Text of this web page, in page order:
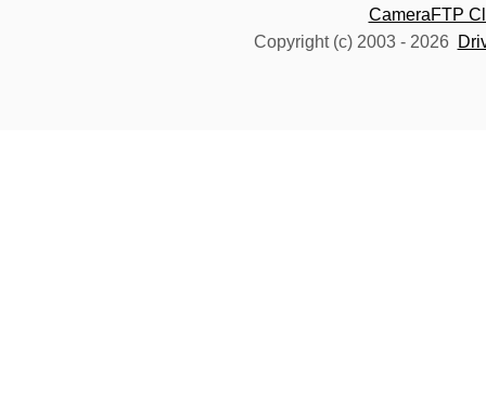
CameraFTP
Copyright (c) 2003 - 2026